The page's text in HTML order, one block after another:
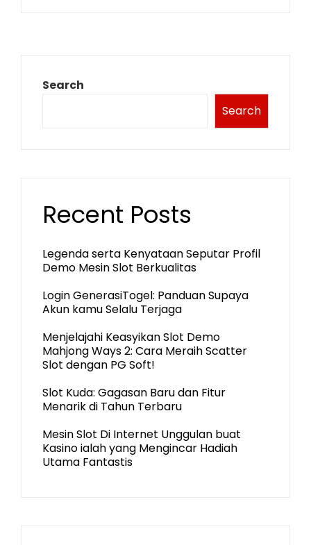
Search
Search
Recent Posts
Legenda serta Kenyataan Seputar Profil
Demo Mesin Slot Berkualitas
Login GenerasiTogel: Panduan Supaya
Akun kamu Selalu Terjaga
Menjelajahi Keasyikan Slot Demo
Mahjong Ways 2: Cara Meraih Scatter
Slot dengan PG Soft!
Slot Kuda: Gagasan Baru dan Fitur
Menarik di Tahun Terbaru
Mesin Slot Di Internet Unggulan buat
Kasino ialah yang Mengincar Hadiah
Utama Fantastis